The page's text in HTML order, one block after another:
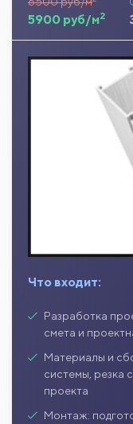
5900 руб/м2
Что входит:
Разработка
смета и
Материалы и
системы, резка
проекта
Монтаж: